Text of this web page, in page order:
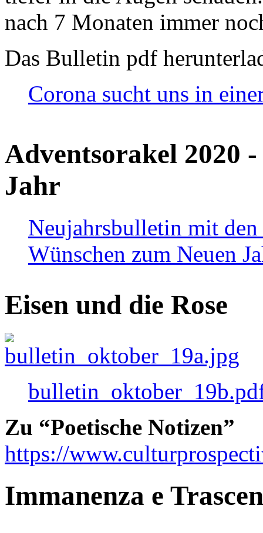
nach 7 Monaten immer
Das Bulletin pdf
Corona sucht uns in
Adventsorakel 2020
Jahr
Neujahrsbulletin mit den
Wünschen zum Neuen
Eisen und die Rose
Zu “Poetische Notizen”
https://
Immanenza e